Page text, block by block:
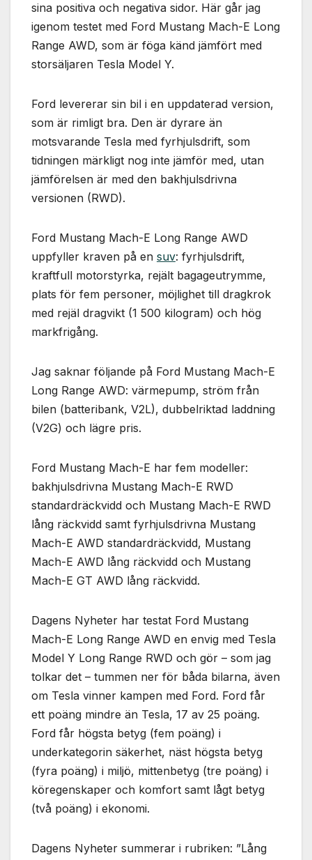
sina positiva och negativa sidor. Här går jag
igenom testet med Ford Mustang Mach-E Long
Range AWD, som är föga känd jämfört med
storsäljaren Tesla Model Y.
Ford levererar sin bil i en uppdaterad version,
som är rimligt bra. Den är dyrare än
motsvarande Tesla med fyrhjulsdrift, som
tidningen märkligt nog inte jämför med, utan
jämförelsen är med den bakhjulsdrivna
versionen (RWD).
Ford Mustang Mach-E Long Range AWD
uppfyller kraven på en suv: fyrhjulsdrift,
kraftfull motorstyrka, rejält bagageutrymme,
plats för fem personer, möjlighet till dragkrok
med rejäl dragvikt (1 500 kilogram) och hög
markfrigång.
Jag saknar följande på Ford Mustang Mach-E
Long Range AWD: värmepump, ström från
bilen (batteribank, V2L), dubbelriktad laddning
(V2G) och lägre pris.
Ford Mustang Mach-E har fem modeller:
bakhjulsdrivna Mustang Mach-E RWD
standardräckvidd och Mustang Mach-E RWD
lång räckvidd samt fyrhjulsdrivna Mustang
Mach-E AWD standardräckvidd, Mustang
Mach-E AWD lång räckvidd och Mustang
Mach-E GT AWD lång räckvidd.
Dagens Nyheter har testat Ford Mustang
Mach-E Long Range AWD en envig med Tesla
Model Y Long Range RWD och gör – som jag
tolkar det – tummen ner för båda bilarna, även
om Tesla vinner kampen med Ford. Ford får
ett poäng mindre än Tesla, 17 av 25 poäng.
Ford får högsta betyg (fem poäng) i
underkategorin säkerhet, näst högsta betyg
(fyra poäng) i miljö, mittenbetyg (tre poäng) i
köregenskaper och komfort samt lågt betyg
(två poäng) i ekonomi.
Dagens Nyheter summerar i rubriken: ”Lång